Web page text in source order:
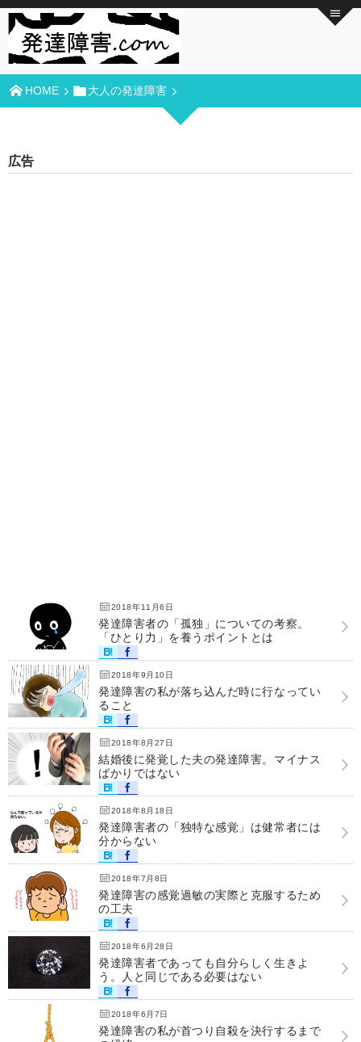
HOME 大人の発達障害
広告
2018年11月6日
発達障害者の「孤独」についての考察。
「ひとり力」を養うポイントとは
2018年9月10日
発達障害の私が落ち込んだ時に行なってい
ること
2018年8月27日
結婚後に発覚した夫の発達障害。マイナス
ばかりではない
2018年8月18日
発達障害者の「独特な感覚」は健常者には
分からない
2018年7月8日
発達障害の感覚過敏の実際と克服するため
の工夫
2018年6月28日
発達障害者であっても自分らしく生きよ
う。人と同じである必要はない
2018年6月7日
発達障害の私が首つり自殺を決行するまで